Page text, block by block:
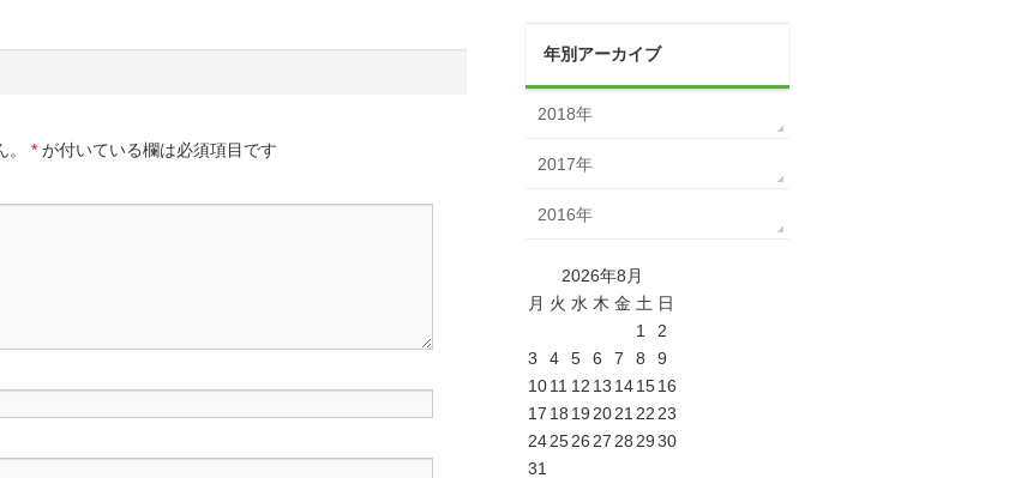
* が付いている欄は必須項目です
年別アーカイブ
2018年
2017年
2016年
2026年8月
月 火 水 木 金 土 日
1
2
3
4 5 6 7 8
9
1011 12 13 141516
17 18 19 2021 22 23
242526 27 28 2930
31